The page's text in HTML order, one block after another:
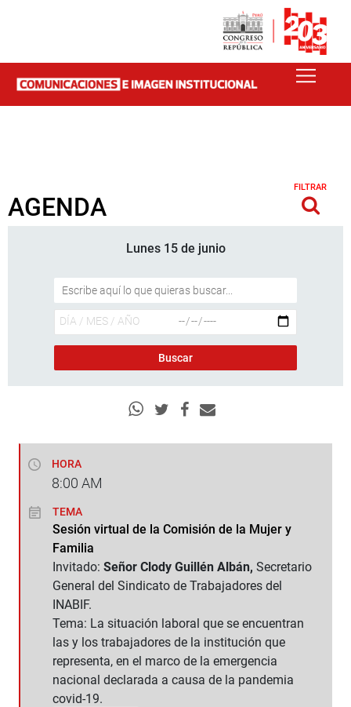
AGENDA
FILTRAR
Lunes 15 de junio
HORA
8:00 AM
TEMA
Sesión virtual de la Comisión de la Mujer y
Familia
Invitado: Señor Clody Guillén Albán, Secretario
General del Sindicato de Trabajadores del
INABIF.
Tema: La situación laboral que se encuentran
las y los trabajadores de la institución que
representa, en el marco de la emergencia
nacional declarada a causa de la pandemia
covid-19.